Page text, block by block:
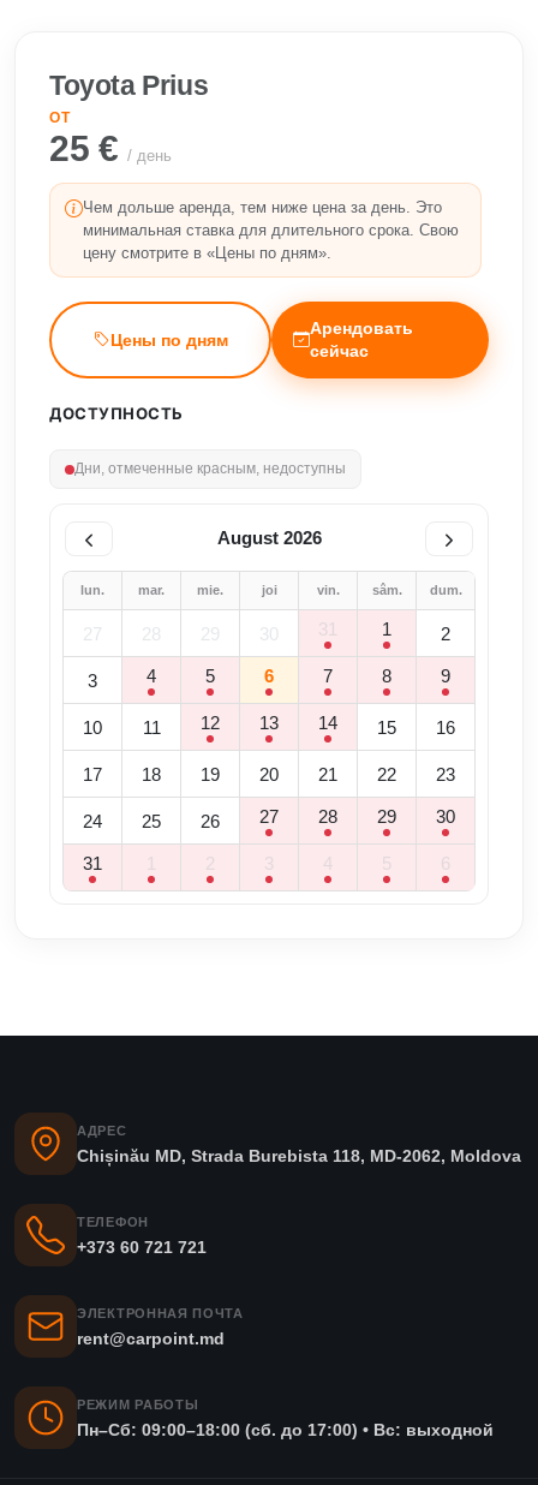
Toyota Prius
ОТ
25 € / день
Чем дольше аренда, тем ниже цена за день. Это
минимальная ставка для длительного срока. Свою
цену смотрите в «Цены по дням».
Цены по дням
Арендовать
сейчас
ДОСТУПНОСТЬ
Дни, отмеченные красным, недоступны
August 2026
lun. mar. mie. joi vin. sâm. dum.
27 28 29 30 31 1 2
3 4 5 6 7 8 9
10 11 12 13 14 15 16
17 18 19 20 21 22 23
24 25 26 27 28 29 30
31 1 2 3 4 5 6
АДРЕС
Chișinău MD, Strada Burebista 118, MD-2062, Moldova
ТЕЛЕФОН
+373 60 721 721
ЭЛЕКТРОННАЯ ПОЧТА
rent@carpoint.md
РЕЖИМ РАБОТЫ
Пн–Сб: 09:00–18:00 (сб. до 17:00) • Вс: выходной